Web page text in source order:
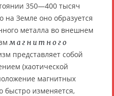
350—400 тысяч
на Земле оно образуется
металла во внешнем
магнитного
представляет собой
(хаотической
магнитных
быстро изменяется,